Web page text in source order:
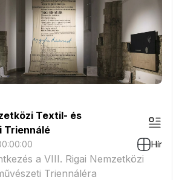
Textil- és
Triennálé
Hír
a VIII. Rigai Nemzetközi
Triennáléra